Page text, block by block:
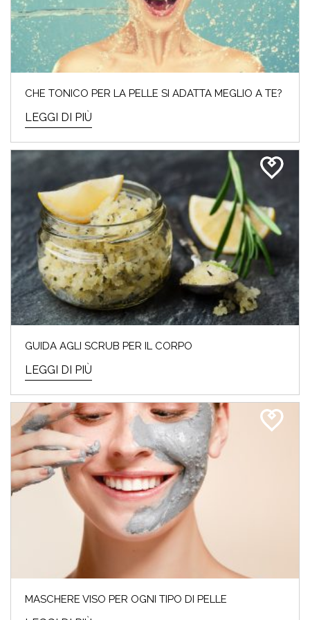
ECCO I TOP 10 PRODOTTI DA
ACQUISTARE
Beauty Addicted non vedevamo l’ora! Perché
LEGGI DI PIÙ
ARMOCROMIA & BEAUTY:
SCOPRI QUAL È LA TUA
PALETTE!
Che cos'è l'Armocromia: ad ogni stagione i
suoi colori "amici". Ti sei mai domandat*
perchè alc...
LEGGI DI PIÙ
FESTA DELLA MAMMA –
CHE TONICO PER LA PELLE SI ADATTA MEGLIO A TE?
LEGGI DI PIÙ
GUIDA AGLI SCRUB PER IL CORPO
LEGGI DI PIÙ
MASCHERE VISO PER OGNI TIPO DI PELLE